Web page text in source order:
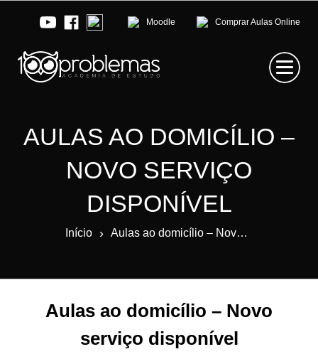
Moodle Comprar Aulas Online
AULAS AO DOMICÍLIO –
NOVO SERVIÇO
DISPONÍVEL
Início › Aulas ao domicílio – Novo serviço disponível
Aulas ao domicílio – Novo
serviço disponível